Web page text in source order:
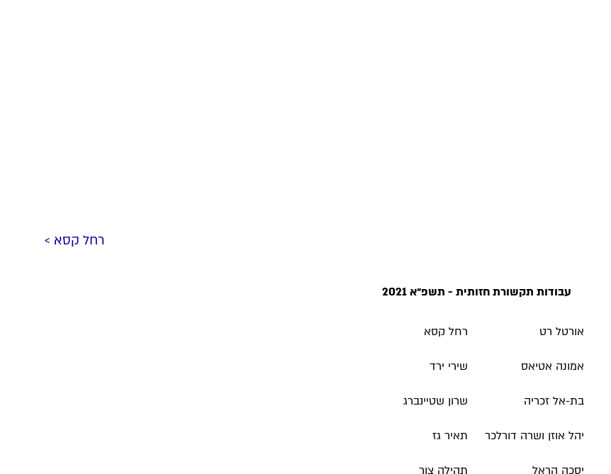
רחל קסא >
עבודות תקשורת חזותית - תשפ״א 2021
אורטל רט
אמונה אטיאס
בת-אל זכריה
יהל אוזן ושרה דורלכר
יסכה הראל
רחל קסא
שירי ירד
שרון שטיינברג
תאיר גז
תהילה צור